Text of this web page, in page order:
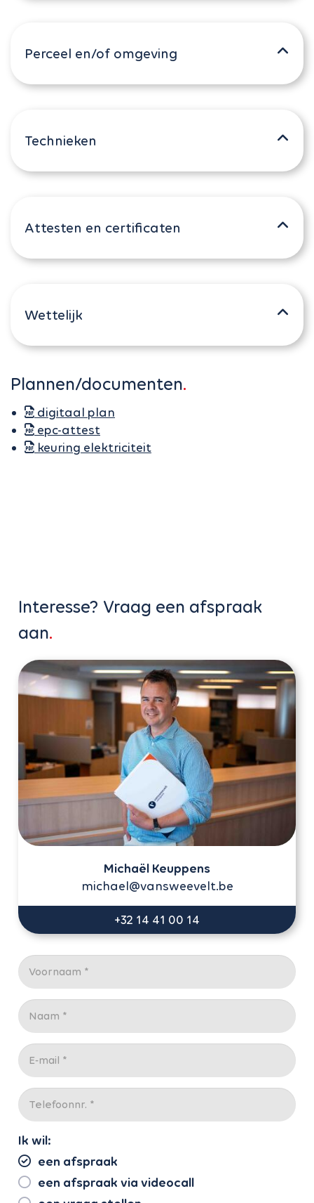
Perceel en/of omgeving
Technieken
Attesten en certificaten
Wettelijk
Plannen/documenten
digitaal plan
epc-attest
keuring elektriciteit
Interesse? Vraag een afspraak
aan
Michaël Keuppens
michael@vansweevelt.be
+32 14 41 00 14
Ik wil:
een afspraak
een afspraak via videocall